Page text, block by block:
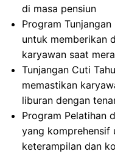
di masa pensiun
Program
untuk memberikan
karyawan saat
Tunjangan Cuti
memastikan
liburan dengan
Program Pelatihan
yang komprehensif
keterampilan dan